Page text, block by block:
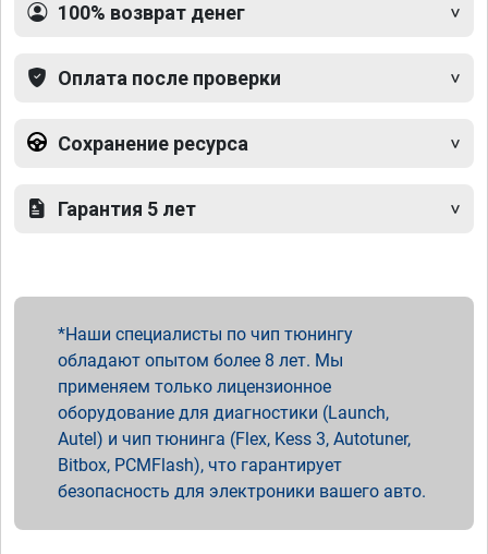
100% возврат денег
Оплата после проверки
Сохранение ресурса
Гарантия 5 лет
Наши специалисты по чип тюнингу
обладают опытом более 8 лет. Мы
применяем только лицензионное
оборудование для диагностики (Launch,
Autel) и чип тюнинга (Flex, Kess 3, Autotuner,
Bitbox, PCMFlash), что гарантирует
безопасность для электроники вашего авто.